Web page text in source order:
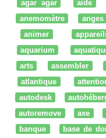
agar agar
aide
anemomètre
anges
animer
aquarium
arts
assembler
atlantique
autodesk
autoremove
axe
banque
base de